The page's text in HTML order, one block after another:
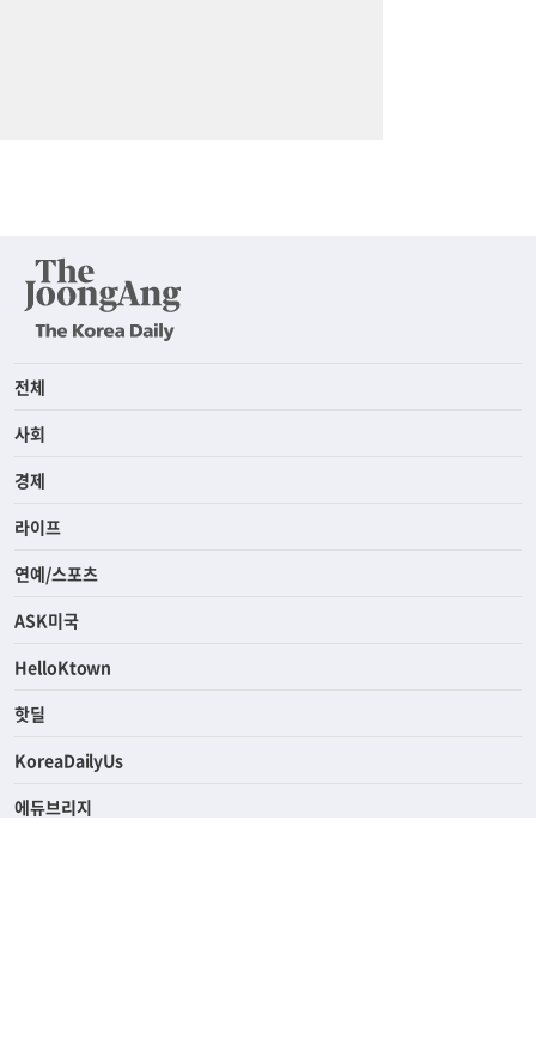
전체
사회
경제
라이프
연예/스포츠
ASK미국
HelloKtown
핫딜
KoreaDailyUs
에듀브리지